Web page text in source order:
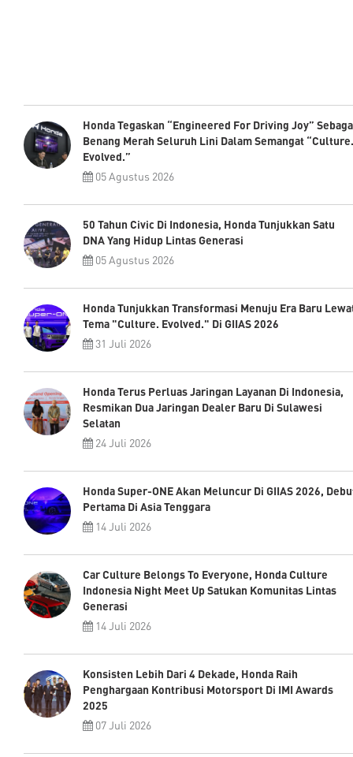
Honda Tegaskan “Engineered For Driving Joy”
Benang Merah Seluruh Lini Dalam Semangat “Culture.
Evolved.”
05 Agustus 2026
50 Tahun Civic Di Indonesia, Honda Tunjukkan Satu
DNA Yang Hidup Lintas Generasi
05 Agustus 2026
Honda Tunjukkan Transformasi Menuju Era Baru
Tema "Culture. Evolved." Di GIIAS 2026
31 Juli 2026
Honda Terus Perluas Jaringan Layanan Di Indonesia,
Resmikan Dua Jaringan Dealer Baru Di Sulawesi
Selatan
24 Juli 2026
Honda Super-ONE Akan Meluncur Di GIIAS 2026,
Pertama Di Asia Tenggara
14 Juli 2026
Car Culture Belongs To Everyone, Honda Culture
Indonesia Night Meet Up Satukan Komunitas Lintas
Generasi
14 Juli 2026
Konsisten Lebih Dari 4 Dekade, Honda Raih
Penghargaan Kontribusi Motorsport Di IMI Awards
2025
07 Juli 2026